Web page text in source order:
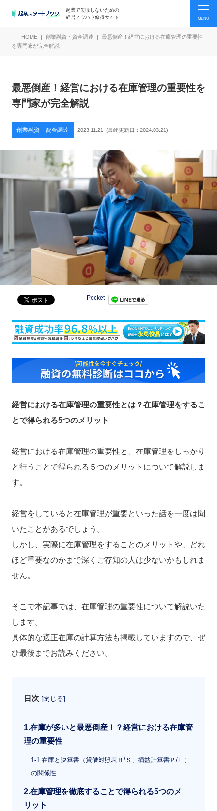
起業で失敗しないための
経営ノウハウ修得サイト
HOME 創業融資・資金調達
最悪倒産！経営における在庫管理の重要性
を専門家が完全解説
最悪倒産！経営における在庫管理の重要性を
専門家が完全解説
創業融資・資金調達 2023.11.21 (最終更新日： 2024.03.21)
Pocket
経営における在庫管理の重要性とは？在庫管理をするこ
とで得られる5つのメリット
経営における在庫管理の重要性と、在庫管理をしっかり
と行うことで得られる５つのメリットについて解説しま
す。
経営をしていると在庫管理が重要といった話を一度は聞
いたことがあるでしょう。
しかし、実際に在庫管理をすることのメリットや、どれ
ほど重要なのかまで深くご存知の人は少ないかもしれま
せん。
そこで本記事では、在庫管理の重要性について解説いた
します。
具体的な適正在庫の計算方法も掲載していますので、ぜ
ひ最後までお読みください。
目次 [閉じる]
1.在庫が多いと最悪倒産！？経営における在庫管
理の重要性
1-1.在庫と決算書（貸借対照表Ｂ/Ｓ、損益計算書Ｐ/Ｌ）
の関係性
2.在庫管理を徹底することで得られる5つのメ
リット